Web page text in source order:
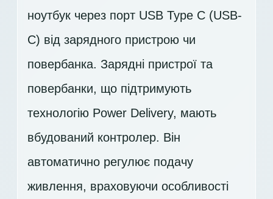
ноутбук через порт USB Type C (USB-
C) від зарядного пристрою чи
повербанка. Зарядні пристрої та
повербанки, що підтримують
технологію Power Delivery, мають
вбудований контролер. Він
автоматично регулює подачу
живлення, враховуючи особливості